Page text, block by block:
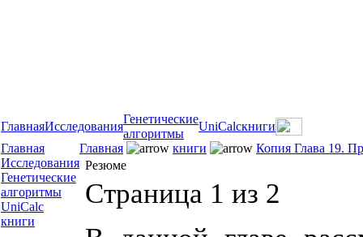
ГлавнаяИсследования
Генетические
алгоритмы
UniCalcкниги
Главная
Исследования
Генетические
алгоритмы
UniCalc
книги
Главная книги
Копия Глава 19.
Резюме
Страница 1 из 2